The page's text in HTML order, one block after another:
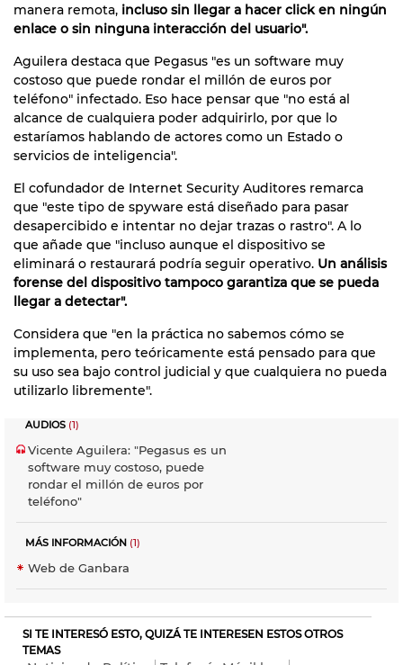
manera remota, incluso sin llegar a hacer click en ningún
enlace o sin ninguna interacción del usuario".
Aguilera destaca que Pegasus "es un software muy
costoso que puede rondar el millón de euros por
teléfono" infectado. Eso hace pensar que "no está al
alcance de cualquiera poder adquirirlo, por que lo
estaríamos hablando de actores como un Estado o
servicios de inteligencia".
El cofundador de Internet Security Auditores remarca
que "este tipo de spyware está diseñado para pasar
desapercibido e intentar no dejar trazas o rastro". A lo
que añade que "incluso aunque el dispositivo se
eliminará o restaurará podría seguir operativo. Un análisis
forense del dispositivo tampoco garantiza que se pueda
llegar a detectar".
Considera que "en la práctica no sabemos cómo se
implementa, pero teóricamente está pensado para que
su uso sea bajo control judicial y que cualquiera no pueda
utilizarlo libremente".
AUDIOS (1)
Vicente Aguilera: "Pegasus es un
software muy costoso, puede
rondar el millón de euros por
teléfono"
MÁS INFORMACIÓN (1)
Web de Ganbara
SI TE INTERESÓ ESTO, QUIZÁ TE INTERESEN ESTOS OTROS
TEMAS